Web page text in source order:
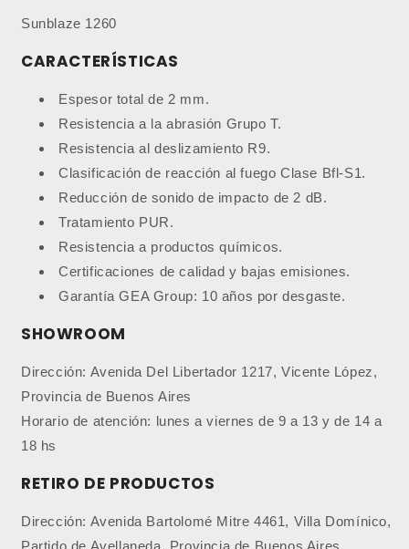
m2
Sunblaze 1260
CARACTERÍSTICAS
Espesor total de 2 mm.
Resistencia a la abrasión Grupo T.
Resistencia al deslizamiento R9.
Clasificación de reacción al fuego Clase Bfl-S1.
Reducción de sonido de impacto de 2 dB.
Tratamiento PUR.
Resistencia a productos químicos.
Certificaciones de calidad y bajas emisiones.
Garantía GEA Group: 10 años por desgaste.
SHOWROOM
Dirección: Avenida Del Libertador 1217, Vicente López,
Provincia de Buenos Aires
Horario de atención: lunes a viernes de 9 a 13 y de 14 a
18 hs
RETIRO DE PRODUCTOS
Dirección: Avenida Bartolomé Mitre 4461, Villa Domínico,
Partido de Avellaneda, Provincia de Buenos Aires